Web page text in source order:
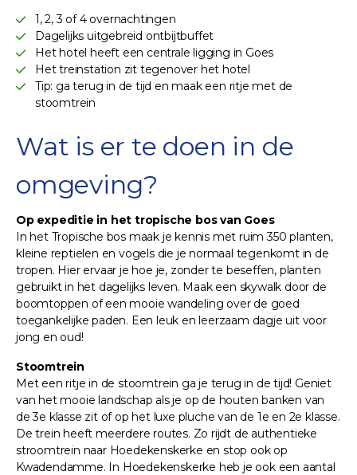
1, 2, 3 of 4 overnachtingen
Dagelijks uitgebreid ontbijtbuffet
Het hotel heeft een centrale ligging in Goes
Het treinstation zit tegenover het hotel
Tip: ga terug in de tijd en maak een ritje met de
stoomtrein
Wat is er te doen in de
omgeving?
Op expeditie in het tropische bos van Goes
In het Tropische bos maak je kennis met ruim 350 planten,
kleine reptielen en vogels die je normaal tegenkomt in de
tropen. Hier ervaar je hoe je, zonder te beseffen, planten
gebruikt in het dagelijks leven. Maak een skywalk door de
boomtoppen of een mooie wandeling over de goed
toegankelijke paden. Een leuk en leerzaam dagje uit voor
jong en oud!
Stoomtrein
Met een ritje in de stoomtrein ga je terug in de tijd! Geniet
van het mooie landschap als je op de houten banken van
de 3e klasse zit of op het luxe pluche van de 1e en 2e klasse.
De trein heeft meerdere routes. Zo rijdt de authentieke
stroomtrein naar Hoedekenskerke en stop ook op
Kwadendamme. In Hoedekenskerke heb je ook een aantal